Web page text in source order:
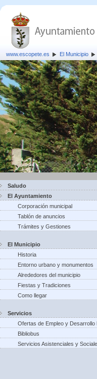
www.escopete.es El Municipio
Saludo
El Ayuntamiento
Corporación municipal
Tablón de anuncios
Trámites y Gestiones
El Municipio
Historia
Entorno urbano y monumentos
Alrededores del municipio
Fiestas y Tradiciones
Como llegar
Servicios
Ofertas de Empleo y Desarrollo
Bibliobus
Servicios Asistenciales y